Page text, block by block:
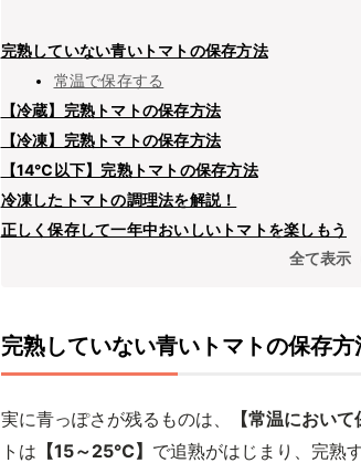
完熟していない青いトマトの保存方法
常温で保存する
【冷蔵】完熟トマトの保存方法
【冷凍】完熟トマトの保存方法
【14℃以下】完熟トマトの保存方法
冷凍したトマトの調理法を解説！
正しく保存して一年中おいしいトマトを楽しもう
全て表示
完熟していない青いトマトの保存方
実に青っぽさが残るものは、 【常温において
トは 【15～25℃】 で追熟がはじまり、完熟